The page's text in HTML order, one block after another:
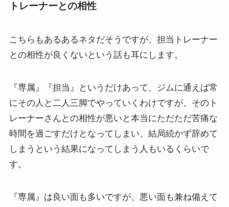
トレーナーとの相性
こちらもあるあるネタだそうですが、担当トレーナー
との相性が良くないという話も耳にします。
『専属』『担当』というだけあって、ジムに通えば常
にその人と二人三脚でやっていくわけですが、そのト
レーナーさんとの相性が悪いと本当にただただ苦痛な
時間を過ごすだけとなってしまい、結局続かず辞めて
しまうという結果になってしまう人もいるくらいで
す。
『専属』は良い面も多いですが、悪い面も兼ね備えて